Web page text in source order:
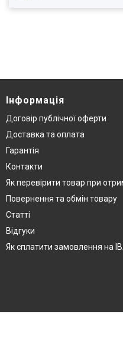
Інформація
Договір публічної оферти
Доставка та оплата
Гарантія
Контакти
Як перевірити товар при
Повернення та обмін товару
Статті
Відгуки
Як сплатити замовлення на